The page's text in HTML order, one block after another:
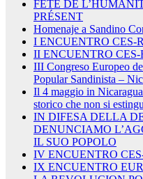
FÊTE DE
PRÉSENT
Homenaje a Sandino
I ENCUENTRO CES-
II ENCUENTRO
III Congreso Europeo
Popular Sandinista –
Il 4 maggio in
storico che non si
IN DIFESA DELLA
DENUNCIAMO
IL SUO POPOLO
IV ENCUENTRO
IX ENCUENTRO